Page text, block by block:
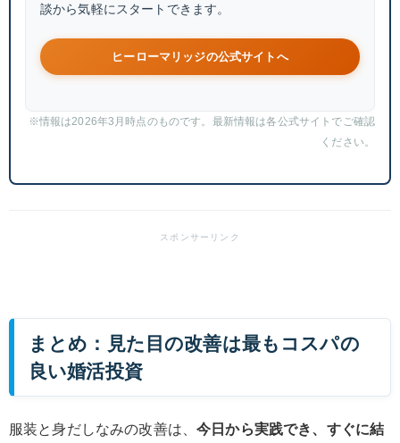
談から気軽にスタートできます。
ヒーローマリッジの公式サイトへ
※情報は2026年3月時点のものです。最新情報は各公式サイトでご確認
ください。
まとめ：見た目の改善は最もコスパの
良い婚活投資
服装と身だしなみの改善は、今日から実践でき、すぐに結